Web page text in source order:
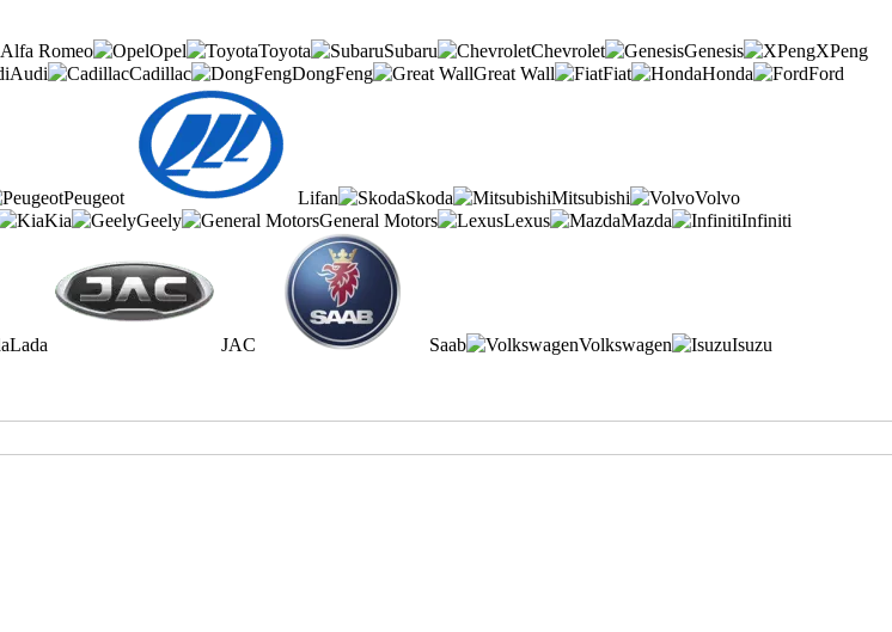
Alfa Romeo Opel Toyota Subaru Chevrolet Genesis
XPeng
Audi Cadillac DongFeng Great Wall Fiat Honda Ford
Peugeot Lifan Skoda Mitsubishi
Volvo
Kia Geely General Motors Lexus Mazda Infiniti
Lada JAC Saab Volkswagen
Isuzu